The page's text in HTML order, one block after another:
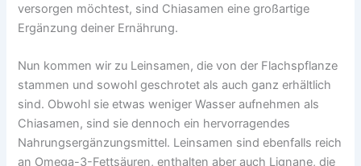
versorgen möchtest, sind Chiasamen eine großartige
Ergänzung deiner Ernährung.
Nun kommen wir zu Leinsamen, die von der Flachspflanze
stammen und sowohl geschrotet als auch ganz erhältlich
sind. Obwohl sie etwas weniger Wasser aufnehmen als
Chiasamen, sind sie dennoch ein hervorragendes
Nahrungsergänzungsmittel. Leinsamen sind ebenfalls reich
an Omega-3-Fettsäuren, enthalten aber auch Lignane, die